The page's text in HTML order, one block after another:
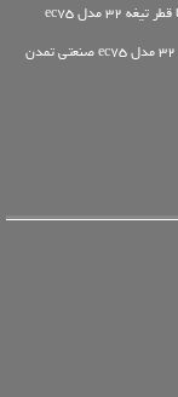
چرخ گوشت الکتروکار طرح امگا قطر تیغه 32 مدل ec75
چرخ گوشت الکتروکار طرح امگا قطر تیغه 32 مدل ec75 صنعتی تمدن